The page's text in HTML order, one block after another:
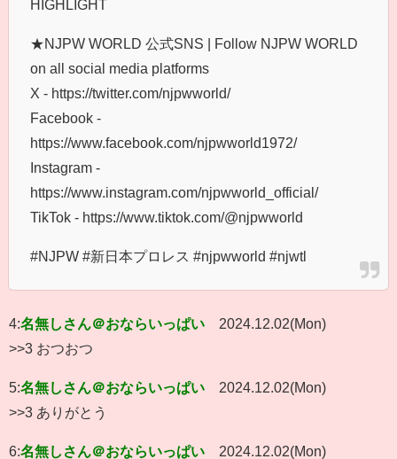
HIGHLIGHT
★NJPW WORLD 公式SNS | Follow NJPW WORLD
on all social media platforms
X - https://twitter.com/njpwworld/
Facebook -
https://www.facebook.com/njpwworld1972/
Instagram -
https://www.instagram.com/njpwworld_official/
TikTok - https://www.tiktok.com/@njpwworld
#NJPW #新日本プロレス #njpwworld #njwtl
4:名無しさん＠おならいっぱい
2024.12.02(Mon)
>>3 おつおつ
5:名無しさん＠おならいっぱい
2024.12.02(Mon)
>>3 ありがとう
6:名無しさん＠おならいっぱい
2024.12.02(Mon)